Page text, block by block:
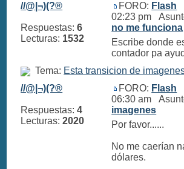
//@|¬)(?®
Respuestas:6
Lecturas: 1532
FORO: Flash
02:23 pm
no me funciona
Escribe donde
contador pa
Tema: Esta transicion de
//@|¬)(?®
Respuestas:4
Lecturas:2020
FORO: Flash
06:30 am
imagenes
Por favor......
No me caerían
dólares.